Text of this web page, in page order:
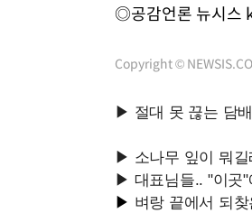
◎공감언론 뉴시스
Copyright ©